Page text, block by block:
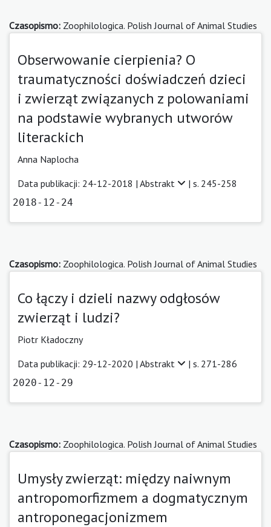
Czasopismo: Zoophilologica. Polish Journal of Animal Studies
Obserwowanie cierpienia? O
traumatyczności doświadczeń dzieci
i zwierząt związanych z polowaniami
na podstawie wybranych utworów
literackich
Anna Naplocha
Data publikacji: 24-12-2018 | Abstrakt | s. 245-258
2018-12-24
Czasopismo: Zoophilologica. Polish Journal of Animal Studies
Co łączy i dzieli nazwy odgłosów
zwierząt i ludzi?
Piotr Kładoczny
Data publikacji: 29-12-2020 | Abstrakt | s. 271-286
2020-12-29
Czasopismo: Zoophilologica. Polish Journal of Animal Studies
Umysły zwierząt: między naiwnym
antropomorfizmem a dogmatycznym
antroponegacjonizmem